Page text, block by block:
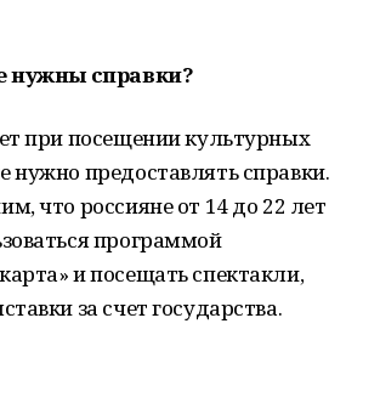
нужны справки?
при посещении культурных
нужно предоставлять справки.
что россияне от 14 до 22 лет
программой
и посещать спектакли,
за счет государства.